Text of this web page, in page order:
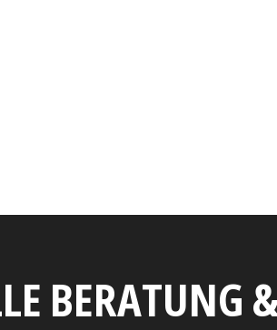
BERATUNG